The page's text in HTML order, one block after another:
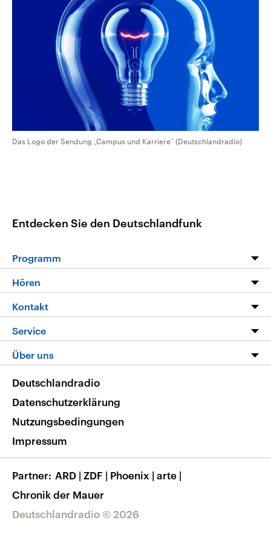
CDU, SPD und FDP regiert.-
Umfragen, Prognosen,
Wahlprogramme, aktuelle Berichte
und Hintergründe zu den Parteien
und Kandidaten der anstehenden
aktuelle Weltgeschehen.
Sendungen Programm Podcasts
Audio-Archiv
Das Logo der Sendung „Campus und Karriere“ (Deutschlandradio)
Entdecken Sie den Deutschlandfunk
Programm
Programm
Die Nachrichten
Nachrichtenleicht
Neue Beiträge auf dlf.de
Hören
Livestream
Podcasts
Deutschlandfunk App
Nachrichten App
Frequenzen
Kontakt
Hörerservice
Service
FAQ
Veranstaltungen
Musikliste
RSS
Über uns
Barrierefreiheit
Deutschlandradio © 2026
Deutschlandradio
Datenschutzerklärung
Nutzungsbedingungen
Impressum
Partner ARD | ZDF | Phoenix | arte |
Chronik der Mauer